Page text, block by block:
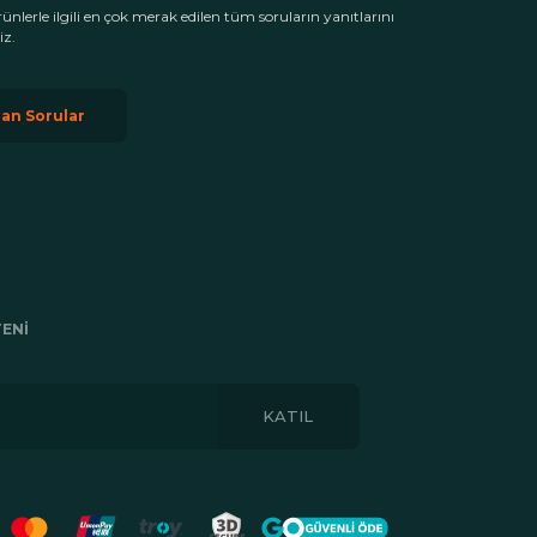
ilgili en çok merak edilen tüm soruların yanıtlarını
Sorular